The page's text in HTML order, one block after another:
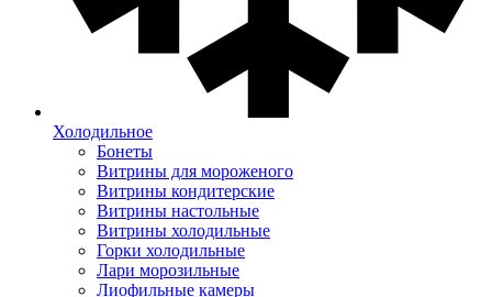
Холодильное
Бонеты
Витрины для мороженого
Витрины кондитерские
Витрины настольные
Витрины холодильные
Горки холодильные
Лари морозильные
Лиофильные камеры